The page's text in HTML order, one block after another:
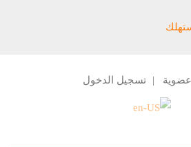
| تسجيل الدخول